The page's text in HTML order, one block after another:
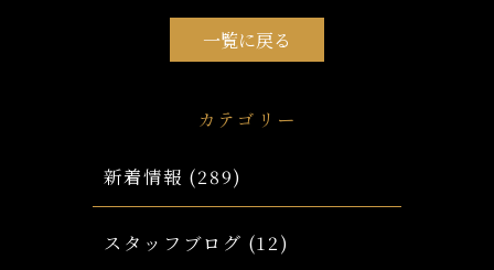
一覧に戻る
カテゴリー
新着情報 (289)
スタッフブログ (12)